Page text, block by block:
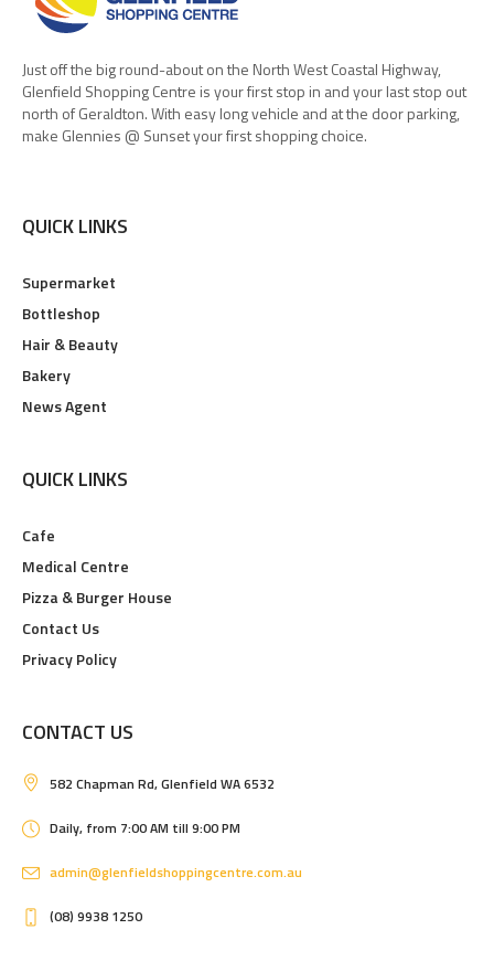
Just off the big round-about on the North West Coastal Highway,
Glenfield Shopping Centre is your first stop in and your last stop out
north of Geraldton. With easy long vehicle and at the door parking,
make Glennies @ Sunset your first shopping choice.
QUICK LINKS
Supermarket
Bottleshop
Hair & Beauty
Bakery
News Agent
QUICK LINKS
Cafe
Medical Centre
Pizza & Burger House
Contact Us
Privacy Policy
CONTACT US
582 Chapman Rd, Glenfield WA 6532
Daily, from 7:00 AM till 9:00 PM
admin@glenfieldshoppingcentre.com.au
(08) 9938 1250